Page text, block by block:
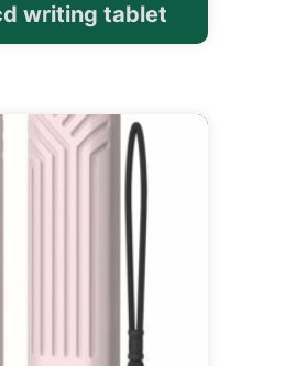
writing tablet